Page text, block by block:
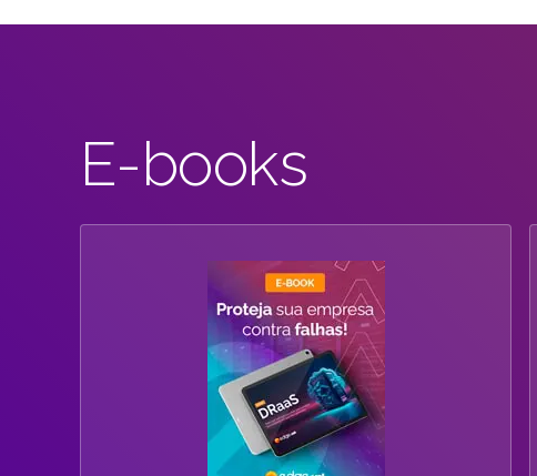
E-books